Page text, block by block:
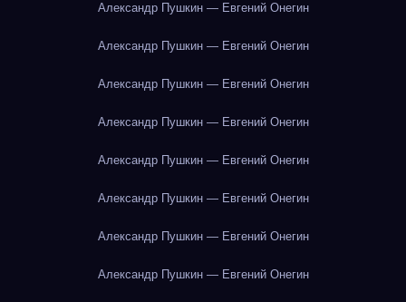
Александр Пушкин — Евгений Онегин
Александр Пушкин — Евгений Онегин
Александр Пушкин — Евгений Онегин
Александр Пушкин — Евгений Онегин
Александр Пушкин — Евгений Онегин
Александр Пушкин — Евгений Онегин
Александр Пушкин — Евгений Онегин
Александр Пушкин — Евгений Онегин